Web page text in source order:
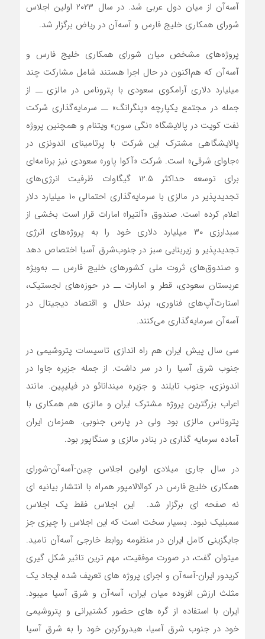
آسه‌آن از میان دول عربی شد. در سال ۲۰۲۳ اولین اجلاس
شورای همکاری خلیج فارس و آسه‌آن در ریاض برگزار شد.
پروژه‌های مشخص میان شورای همکاری خلیج فارس و
آسه‌آن که هم‌اکنون در حال اجرا هستند شامل مشارکت چند
میلیارد دلاری آرامکوی سعودی با پتروناس در مالزی ــ از
جمله در مجتمع یکپارچه «پنگرانگ» ــ سرمایه‌گذاری شرکت
نفت کویت در پالایشگاه «نگی سون» ویتنام و همچنین پروژه
پالایشگاهی مشترک این شرکت با پرتامینای اندونزی در
«جاوای شرقی» است. شرکت «آکوا پاور» سعودی نیز برنامه‌ای
برای توسعه حداکثر ۱۲.۵ گیگاوات ظرفیت انرژی‌های
تجدیدپذیر در مالزی با سرمایه‌گذاری احتمالی ۱۰ میلیارد دلار
اعلام کرده است. صندوق «آلتیرا» امارات قرار است بخشی از
سبدارزی ۳۰ میلیارد دلاری خود را به پروژه‌های انرژی
تجدیدپذیر و زیربنایی سبز در جنوب‌شرق آسیا اختصاص دهد
و صندوق‌های ثروت ملی کشورهای خلیج فارس ــ به‌ویژه
عربستان سعودی، قطر و امارات ــ در حوزه‌های لجستیک،
استارت‌آپ‌های فناوری، برند حلال و اقتصاد دیجیتال در
آسه‌آن سرمایه‌گذاری می‌کنند.
سی سال پیش ایران هم راه اندازی تاسیسات پتروشیمی در
جنوب شرق آسیا را در سر داشت. از جمله جزیره جاوا در
اندونزی، جنوب تایلند و جزیره میندانائو در فیلیپین. مانند
اعراب بزرگترین پروژه مشترک ایران و مالزی هم همکاری با
پتروناس مالزی بود ولی در پارس جنوبی. همزمان ایران
آماده سرمایه گذاری در بنادر مالزی و سنگاپور بود.
در سال جاری میلادی اولین اجلاس چین-آسه‌آن-شورای
همکاری خلیج فارس در کوالالامپور همراه با انتشار بیانیه ای
نه صفحه ای برگزار شد. این اجلاس فقط یک اجلاس
سمبلیک نبود. بسیار سخت است که این اجلاس را چیزی جز
جایگزینی کامل ایران در منظومه روابط خارجی آسه‌آن نامید.
میتوان گفت، در صورت موفقیت، مهم ترین تاثیر شکل گیری
کریدور ایران-آسه‌آن و اجرای پروژه های تعریف شده ایجاد یک
مثلث ارزش افزوده میان ایران، آسه‌آن و شرق آسیا میبود.
ایران با استفاده از گره های حضور کشتیرانی و پتروشیمی
خود در جنوب شرق آسیا، هیدروکربن خود را به شرق آسیا